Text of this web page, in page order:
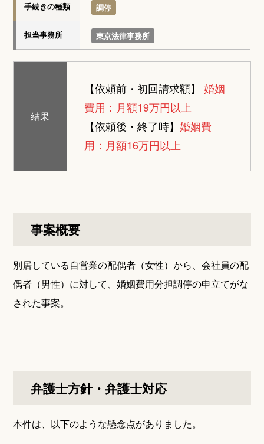
手続きの種類 調停
担当事務所 東京法律事務所
結果
【依頼前・初回請求額】婚姻
費用：月額19万円以上
【依頼後・終了時】婚姻費
用：月額16万円以上
事案概要
別居している自営業の配偶者（女性）から、会社員の配
偶者（男性）に対して、婚姻費用分担調停の申立てがな
された事案。
弁護士方針・弁護士対応
本件は、以下のような懸念点がありました。